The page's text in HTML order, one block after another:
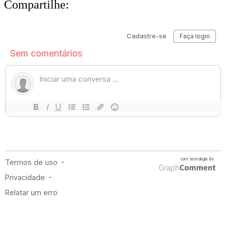
Compartilhe: